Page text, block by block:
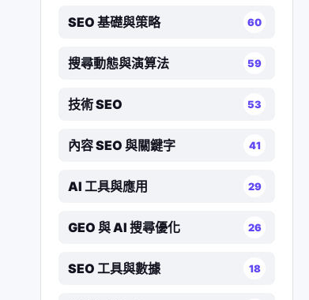
SEO 基礎與策略 60
搜尋動態與演算法 59
技術 SEO 53
內容 SEO 與關鍵字 41
AI 工具與應用 29
GEO 與 AI 搜尋優化 26
SEO 工具與數據 18